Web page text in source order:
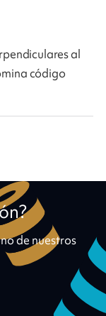
al
código
de nuestros